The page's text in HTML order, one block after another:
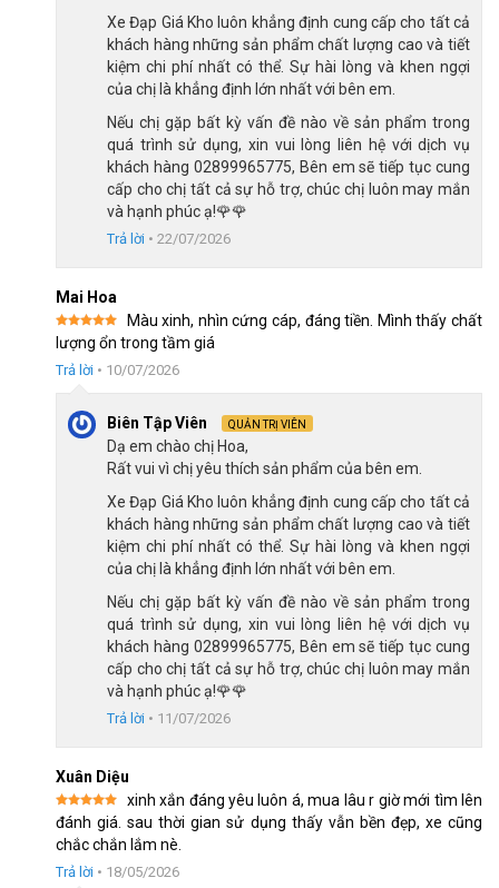
Hệ thống phanh an toàn, dễ sử dụng
Đối với xe đạp trẻ em yếu tố an toàn luôn được bố mẹ quan
tâm hàng đầu. Hiểu được nỗi lo của các bố mẹ, hãng đã trang
bị Raptor Bella 3 hệ thống phanh thiết kế phù hợp với lực tay
của trẻ. Phanh hoạt động ổn định, kiểm soát tốc độ tốt, bé dễ
dàng bóp phanh mà không cần dùng lực quá mạnh, hạn chế tình
trạng giật phanh hay mất thăng bằng.
Bộ phanh truyền thống an toàn, lực phanh ổn định
Đây là dòng phanh sử dụng phổ biến trong các mẫuxe đạp trẻ
, bởi tính đơn giản, dễ điều khiển và có thể bảo dưỡng, thay
thế khi cần. Raptor Bella 3 hoàn toàn đáp ứng mọi nhu cầu: đi
Bộ truyền động 1 tốc đơn giản
Xe sử dụng bộ truyền động đơn giản với 1 tốc độ gồm 1 đĩa và
1 líp. Cấu hình đơn giản giúp bé tập trung vào việc giữ thăng
bằng và điều khiển tay lái, không cần phải sang số như một số
Xe Đạp Giá Kho luôn khẳng định cung cấp cho tất cả
khách hàng những sản phẩm chất lượng cao và tiết
kiệm chi phí nhất có thể. Sự hài lòng và khen ngợi
của chị là khẳng định lớn nhất với bên em.
Nếu chị gặp bất kỳ vấn đề nào về sản phẩm trong
quá trình sử dụng, xin vui lòng liên hệ với dịch vụ
khách hàng 02899965775, Bên em sẽ tiếp tục cung
cấp cho chị tất cả sự hỗ trợ, chúc chị luôn may mắn
và hạnh phúc ạ!🌹🌹
Trả lời • 22/07/2026
Mai Hoa
Được xếp
hạng5 5
sao
Màu xinh, nhìn cứng cáp, đáng tiền. Mình thấy chất
lượng ổn trong tầm giá
Trả lời • 10/07/2026
Biên Tập Viên QUẢN TRỊ VIÊN
Dạ em chào chị Hoa,
Rất vui vì chị yêu thích sản phẩm của bên em.
Xe Đạp Giá Kho luôn khẳng định cung cấp cho tất cả
khách hàng những sản phẩm chất lượng cao và tiết
kiệm chi phí nhất có thể. Sự hài lòng và khen ngợi
của chị là khẳng định lớn nhất với bên em.
Nếu chị gặp bất kỳ vấn đề nào về sản phẩm trong
quá trình sử dụng, xin vui lòng liên hệ với dịch vụ
khách hàng 02899965775, Bên em sẽ tiếp tục cung
cấp cho chị tất cả sự hỗ trợ, chúc chị luôn may mắn
và hạnh phúc ạ!🌹🌹
Trả lời • 11/07/2026
Xuân Diệu
Được xếp
hạng 5
5
sao
xinh xắn đáng yêu luôn á, mua lâu r giờ mới tìm lên
đánh giá. sau thời gian sử dụng thấy vẫn bền đẹp, xe cũng
chắc chắn lắm nè.
Trả lời • 18/05/2026